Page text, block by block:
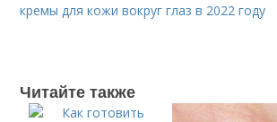
кремы для кожи вокруг глаз в 2022 году
Читайте также